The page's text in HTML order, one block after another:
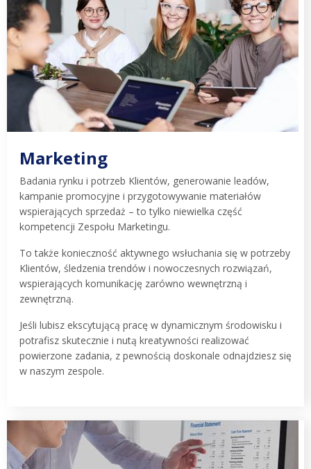
Marketing
Badania rynku i potrzeb Klientów, generowanie leadów,
kampanie promocyjne i przygotowywanie materiałów
wspierających sprzedaż – to tylko niewielka część
kompetencji Zespołu Marketingu.
To także konieczność aktywnego wsłuchania się w potrzeby
Klientów, śledzenia trendów i nowoczesnych rozwiązań,
wspierających komunikację zarówno wewnętrzną i
zewnętrzną.
Jeśli lubisz ekscytującą pracę w dynamicznym środowisku i
potrafisz skutecznie i nutą kreatywności realizować
powierzone zadania, z pewnością doskonale odnajdziesz się
w naszym zespole.